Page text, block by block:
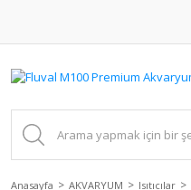
Anasayfa AKVARYUM Isıtıcılar